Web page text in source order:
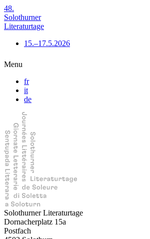
48.
Solothurner
Literaturtage
15.–17.5.2026
Menu
fr
it
de
Solothurner Literaturtage
Dornacherplatz 15a
Postfach